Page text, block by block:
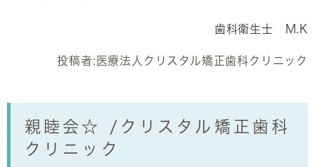
歯科衛生士 M.K
投稿者: 医療法人クリスタル矯正歯科クリニック
親睦会☆ /クリスタル矯正歯科
クリニック